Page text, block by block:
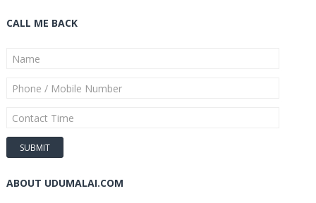
CALL ME BACK
ABOUT UDUMALAI.COM